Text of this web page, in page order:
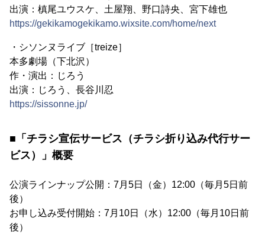
出演：槙尾ユウスケ、土屋翔、野口詩央、宮下雄也
https://gekikamogekikamo.wixsite.com/home/next
・シソンヌライブ［treize］
本多劇場（下北沢）
作・演出：じろう
出演：じろう、長谷川忍
https://sissonne.jp/
■「チラシ宣伝サービス（チラシ折り込み代行サー
ビス）」概要
公演ラインナップ公開：7月5日（金）12:00（毎月5日前
後）
お申し込み受付開始：7月10日（水）12:00（毎月10日前
後）